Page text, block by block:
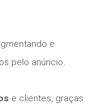
e
pelo anúncio.
e clientes, graças